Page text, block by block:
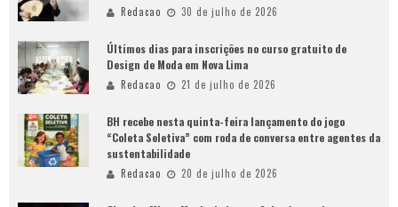
Redacao 30 de julho de 2026
Últimos dias para inscrições no curso gratuito de
Design de Moda em Nova Lima
Redacao 21 de julho de 2026
BH recebe nesta quinta-feira lançamento do jogo
“Coleta Seletiva” com roda de conversa entre agentes da
sustentabilidade
Redacao 20 de julho de 2026